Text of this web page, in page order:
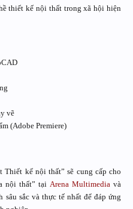
thiết kế nội thất trong xã hội hiện
vẽ
(Adobe Premiere)
Thiết kế nội thất” sẽ cung cấp cho
nội thất” tại Arena Multimedia và
sắc và thực tế nhất để đáp ứng